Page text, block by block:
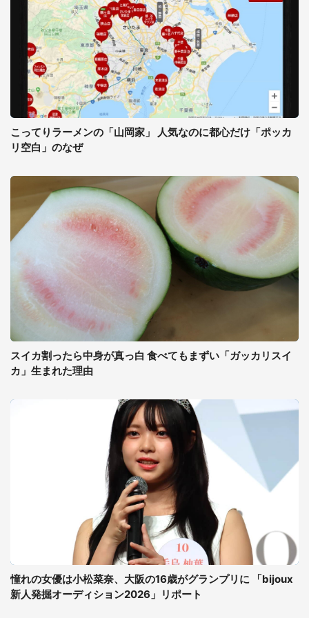
こってりラーメンの「山岡家」 人気なのに都心だけ「ポッカ
リ空白」のなぜ
スイカ割ったら中身が真っ白 食べてもまずい「ガッカリスイ
カ」生まれた理由
憧れの女優は小松菜奈、大阪の16歳がグランプリに 「bijoux
新人発掘オーディション2026」リポート